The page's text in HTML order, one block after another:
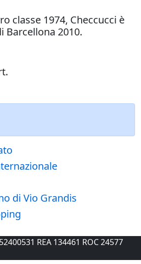
classe 1974, Checcucci è
Barcellona 2010.
di Vio Grandis
REA 134461 ROC 24577